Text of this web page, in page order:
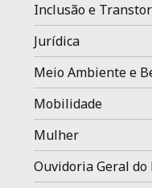
Inclusão e
Jurídica
Meio Ambiente e
Mobilidade
Mulher
Ouvidoria Geral